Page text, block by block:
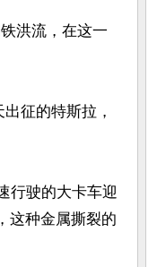
洪流，在这一
征的特斯拉，
行驶的大卡车迎
这种金属撕裂的